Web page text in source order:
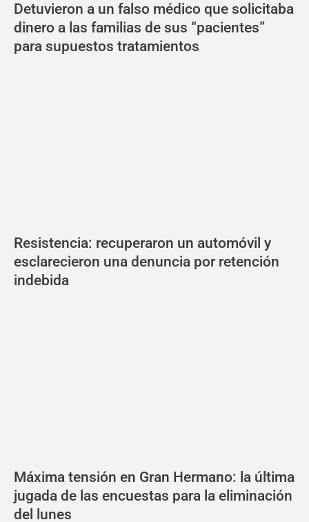
Detuvieron a un falso médico que solicitaba
dinero a las familias de sus “pacientes”
para supuestos tratamientos
Resistencia: recuperaron un automóvil y
esclarecieron una denuncia por retención
indebida
Máxima tensión en Gran Hermano: la última
jugada de las encuestas para la eliminación
del lunes